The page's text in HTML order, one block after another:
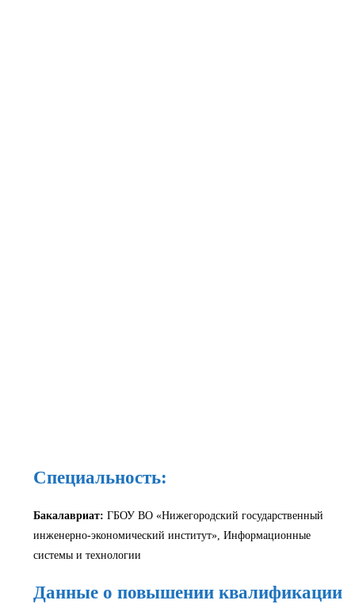
Специальность:
Бакалавриат: ГБОУ ВО «Нижегородский государственный
инженерно-экономический институт», Информационные
системы и технологии
Данные о повышении квалификации